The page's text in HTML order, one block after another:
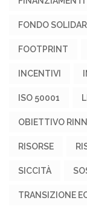
FONDO
FOOTPRINT
INCENTIVI
ISO 50001
OBIETTIVO
RISORSE
SICCITÀ
TRANSIZIONE